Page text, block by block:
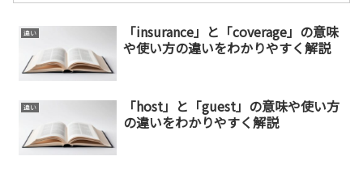
違い
「insurance」と「coverage」の意味
や使い方の違いをわかりやすく解説
違い
「host」と「guest」の意味や使い方
の違いをわかりやすく解説